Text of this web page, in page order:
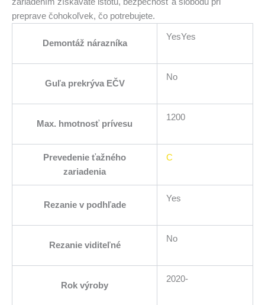
zariadením získavate istotu, bezpečnosť a slobodu pri
preprave čohokoľvek, čo potrebujete.
Demontáž nárazníka
YesYes
Guľa prekrýva EČV
No
Max. hmotnosť prívesu
1200
Prevedenie ťažného
zariadenia
C
Rezanie v podhľade
Yes
Rezanie viditeľné
No
Rok výroby
2020-